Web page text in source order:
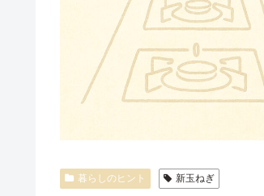
暮らしのヒント 新玉ねぎ